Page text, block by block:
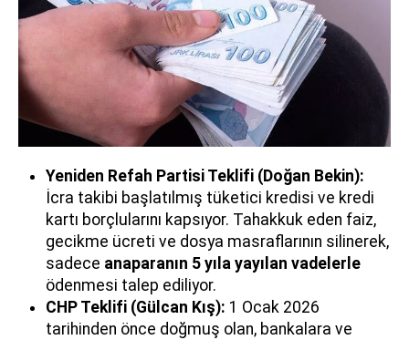
Yeniden Refah Partisi Teklifi (Doğan Bekin):
İcra takibi başlatılmış tüketici kredisi ve kredi
kartı borçlularını kapsıyor. Tahakkuk eden faiz,
gecikme ücreti ve dosya masraflarının silinerek,
sadece anaparanın 5 yıla yayılan vadelerle
ödenmesi talep ediliyor.
CHP Teklifi (Gülcan Kış): 1 Ocak 2026
tarihinden önce doğmuş olan, bankalara ve